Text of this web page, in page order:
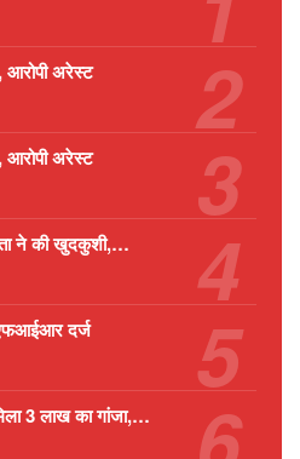
आरोपी अरेस्ट
आरोपी अरेस्ट
ने की खुदकुशी,…
दर्ज
3 लाख का गांजा,…